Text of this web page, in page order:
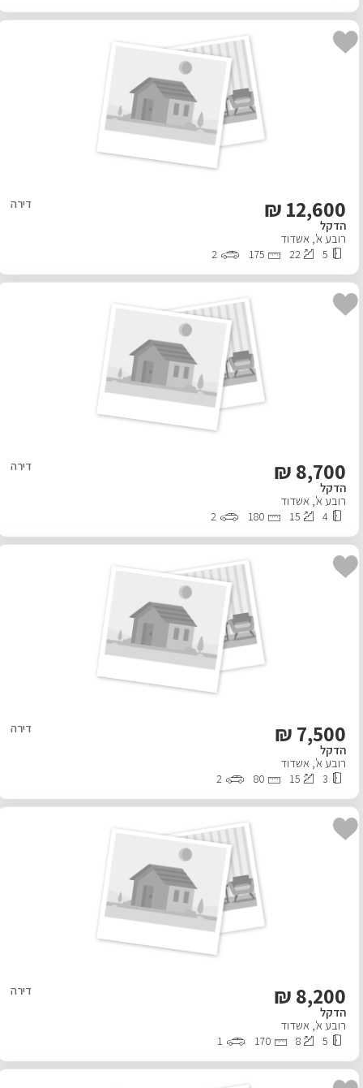
12,600
₪ דירה
הדקל
רובע א', אשדוד
5
22
175
2
8,700
₪ דירה
הדקל
רובע א', אשדוד
4
15
180
2
7,500
₪ דירה
הדקל
רובע א', אשדוד
3
15
80
2
8,200
₪ דירה
הדקל
רובע א', אשדוד
5
8
170
1